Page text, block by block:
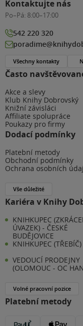
Často
Akce a slevy
Klub Knihy Dobrovský
Knižní závisláci
Affiliate spolupráce
Poukazy pro firmy
Dodací podmínky
Platební metody
Obchodní podmínky
Ochrana osobních
Vše důležité
Kariéra v Knihy
KNIHKUPEC
ÚVAZEK) - ČESKÉ
BUDĚJOVICE
KNIHKUPEC (TŘEBÍČ)
VEDOUCÍ PRODEJNY
(OLOMOUC - OC
Volné pracovní pozice
Platební metody
Kontaktujte nás
Po–Pá: 8:00–17:00
542 220 320
Všechny kontakty